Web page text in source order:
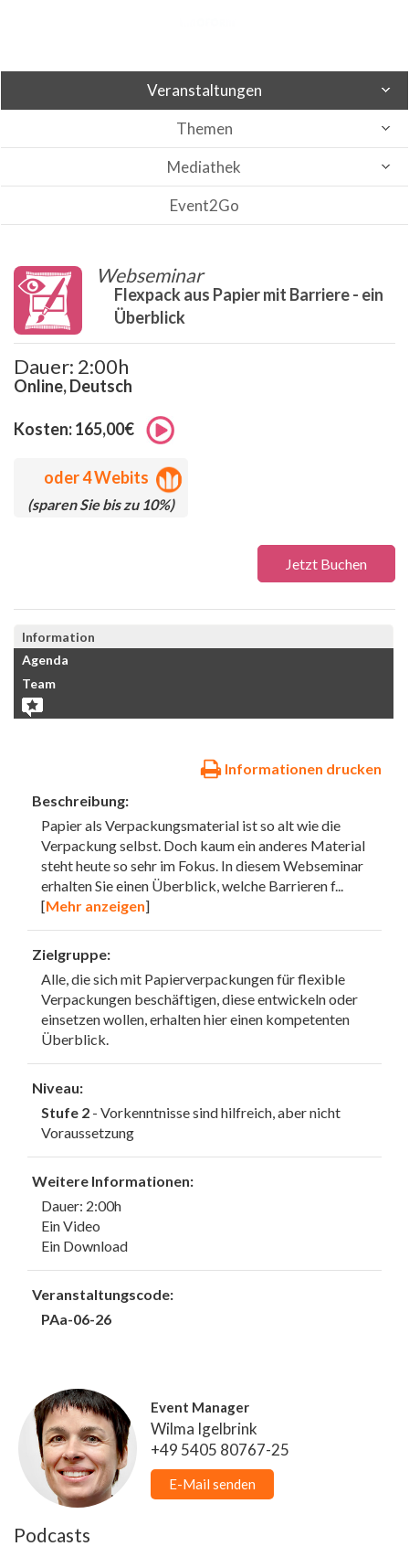
Veranstaltungen
Themen
Mediathek
Event2Go
Webseminar
Flexpack aus Papier mit Barriere - ein
Überblick
Dauer: 2:00h
Online, Deutsch
Kosten: 165,00€
oder4 Webits
(sparen Sie bis zu 10%)
Jetzt Buchen
Information
Agenda
Team
Informationen drucken
Beschreibung:
Papier als Verpackungsmaterial ist so alt wie die
Verpackung selbst. Doch kaum ein anderes Material
steht heute so sehr im Fokus. In diesem Webseminar
erhalten Sie einen Überblick, welche Barrieren f...
[Mehr anzeigen]
Zielgruppe:
Alle, die sich mit Papierverpackungen für flexible
Verpackungen beschäftigen, diese entwickeln oder
einsetzen wollen, erhalten hier einen kompetenten
Überblick.
Niveau:
Stufe 2 - Vorkenntnisse sind hilfreich, aber nicht
Voraussetzung
Weitere Informationen:
Dauer: 2:00h
Ein Video
Ein Download
Veranstaltungscode:
PAa-06-26
Event Manager
Wilma Igelbrink
+49 5405 80767-25
E-Mail senden
Podcasts